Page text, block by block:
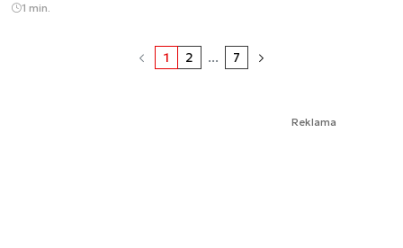
1 min.
1 2 ... 7
Reklama